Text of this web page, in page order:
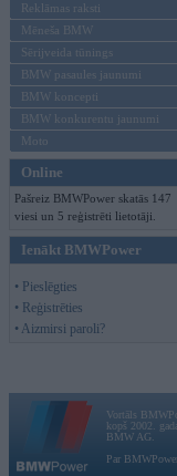
Reklāmas raksti
Mēneša BMW
Sērijveida tūnings
BMW pasaules jaunumi
BMW koncepti
BMW konkurentu jaunumi
Moto
Online
Pašreiz BMWPower skatās 147
viesi un 5 reģistrēti lietotāji.
Ienākt BMWPower
• Pieslēgties
• Reģistrēties
• Aizmirsi paroli?
Vortāls
kopš 2002.
BMW AG.
Par